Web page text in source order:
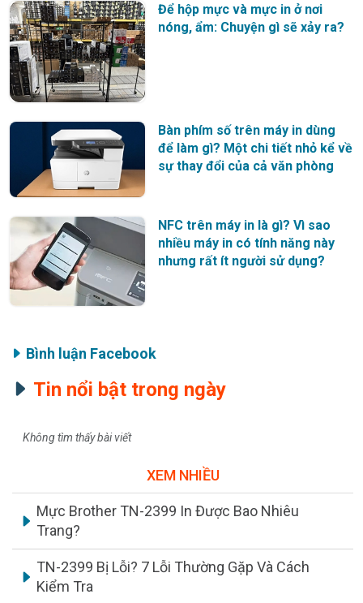
Để hộp mực và mực in ở nơi
nóng, ẩm: Chuyện gì sẽ xảy ra?
Bàn phím số trên máy in dùng
để làm gì? Một chi tiết nhỏ kể về
sự thay đổi của cả văn phòng
NFC trên máy in là gì? Vì sao
nhiều máy in có tính năng này
nhưng rất ít người sử dụng?
Bình luận Facebook
Tin nổi bật trong ngày
Không tìm thấy bài viết
XEM NHIỀU
Mực Brother TN-2399 In Được Bao Nhiêu
Trang?
TN-2399 Bị Lỗi? 7 Lỗi Thường Gặp Và Cách
Kiểm Tra